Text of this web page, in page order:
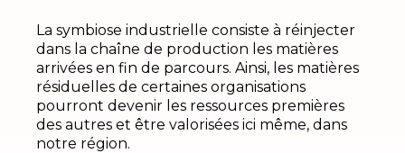
La symbiose industrielle consiste à réinjecter
dans la chaîne de production les matières
arrivées en fin de parcours. Ainsi, les matières
résiduelles de certaines organisations
pourront devenir les ressources premières
des autres et être valorisées ici même, dans
notre région.